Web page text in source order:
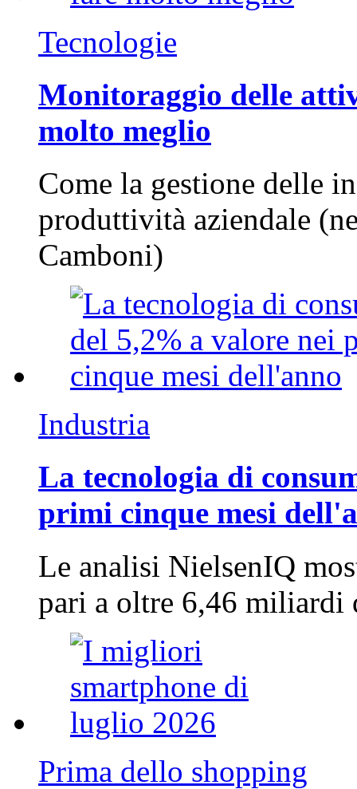
Tecnologie
Monitoraggio delle
molto meglio
Come la gestione delle
produttività aziendale
Camboni)
Industria
La tecnologia di
primi cinque mesi
Le analisi NielsenIQ
pari a oltre 6,46
Prima dello shopping